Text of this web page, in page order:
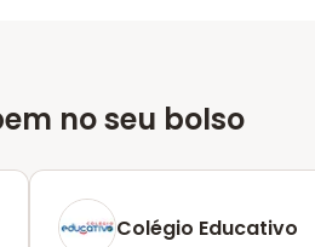
no seu bolso
Colégio Educativo